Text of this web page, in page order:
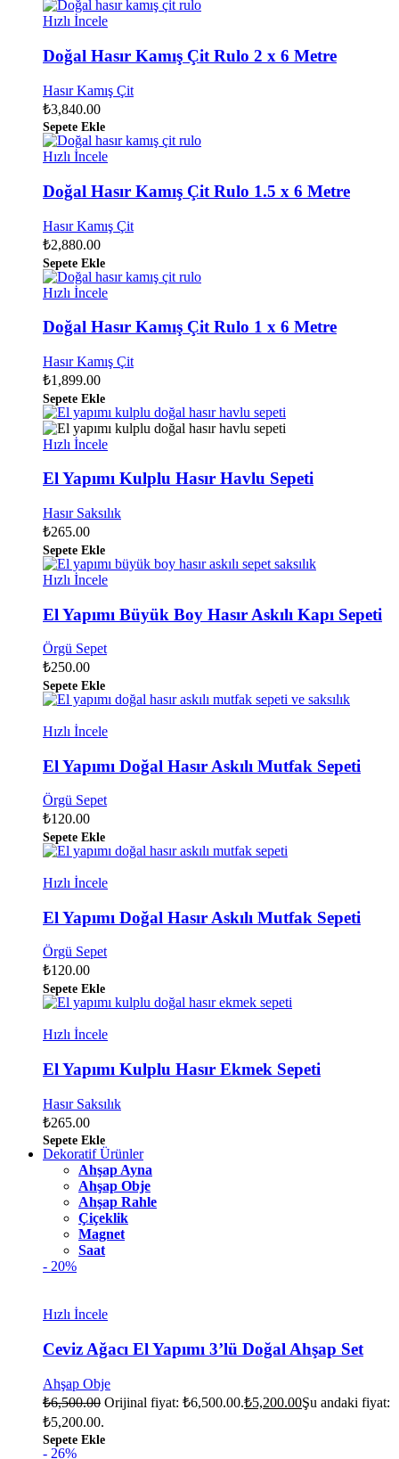
Hızlı İncele
Doğal Hasır Kamış Çit Rulo 2 x 6 Metre
Hasır Kamış Çit
₺3,840.00
Sepete Ekle
Hızlı İncele
Doğal Hasır Kamış Çit Rulo 1.5 x 6 Metre
Hasır Kamış Çit
₺2,880.00
Sepete Ekle
Hızlı İncele
Doğal Hasır Kamış Çit Rulo 1 x 6 Metre
Hasır Kamış Çit
₺1,899.00
Sepete Ekle
Hızlı İncele
El Yapımı Kulplu Hasır Havlu Sepeti
Hasır Saksılık
₺265.00
Sepete Ekle
Hızlı İncele
El Yapımı Büyük Boy Hasır Askılı Kapı Sepeti
Örgü Sepet
₺250.00
Sepete Ekle
Hızlı İncele
El Yapımı Doğal Hasır Askılı Mutfak Sepeti
Örgü Sepet
₺120.00
Sepete Ekle
Hızlı İncele
El Yapımı Doğal Hasır Askılı Mutfak Sepeti
Örgü Sepet
₺120.00
Sepete Ekle
Hızlı İncele
El Yapımı Kulplu Hasır Ekmek Sepeti
Hasır Saksılık
₺265.00
Sepete Ekle
Dekoratif Ürünler
Ahşap Ayna
Ahşap Obje
Ahşap Rahle
Çiçeklik
Magnet
Saat
- 20%
Hızlı İncele
Ceviz Ağacı El Yapımı 3’lü Doğal Ahşap Set
Ahşap Obje
₺6,500.00 Orijinal fiyat: ₺6,500.00.₺5,200.00Şu andaki fiyat:
₺5,200.00.
Sepete Ekle
- 26%